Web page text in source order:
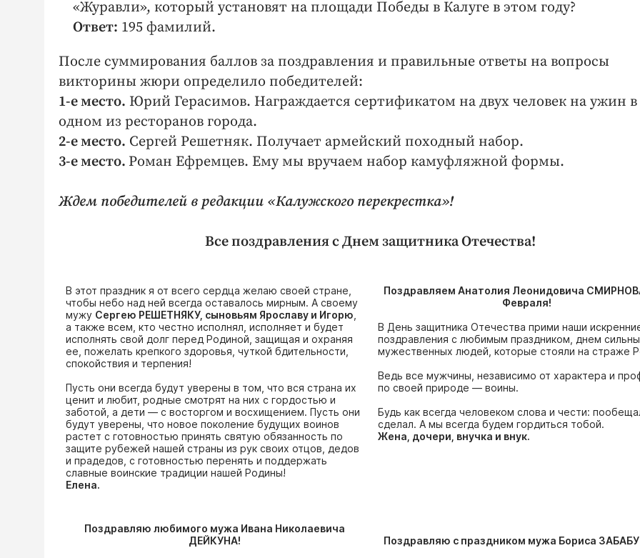
«Журавли», который установят на площади Победы в Калуге в этом году?
Ответ: 195 фамилий.
После суммирования баллов за поздравления и правильные ответы на вопросы
викторины жюри определило победителей:
1‑е место. Юрий Герасимов. Награждается сертификатом на двух человек на ужин в
одном из ресторанов города.
2‑е место. Сергей Решетняк. Получает армейский походный набор.
3‑е место. Роман Ефремцев. Ему мы вручаем набор камуфляжной формы.
Ждем победителей в редакции «Калужского перекрестка»!
Все поздравления с Днем защитника Отечества!
В этот праздник я от всего сердца желаю своей стране,
чтобы небо над ней всегда оставалось мирным. А своему
мужу Сергею РЕШЕТНЯКУ, сыновьям Ярославу и Игорю
а также всем, кто честно исполнял, исполняет и будет
исполнять свой долг перед Родиной, защищая и охраняя
ее, пожелать крепкого здоровья, чуткой бдительности,
спокойствия и терпения!
Пусть они всегда будут уверены в том, что вся страна их
ценит и любит, родные смотрят на них с гордостью и
заботой, а дети — с восторгом и восхищением. Пусть они
будут уверены, что новое поколение будущих воинов
растет с готовностью принять святую обязанность по
защите рубежей нашей страны из рук своих отцов, дедов
и прадедов, с готовностью перенять и поддержать
славные воинские традиции нашей Родины!
Елена.
Поздравляем Анатолия Леонидовича
Февраля!
В День защитника Отечества прими наши
поздравления с любимым праздником, днем
мужественных людей, которые стояли на страже
Ведь все мужчины, независимо от характера и
по своей природе — воины.
Будь как всегда человеком слова и чести:
сделал. А мы всегда будем гордиться тобой.
Жена, дочери, внучка и внук.
Поздравляю любимого мужа Ивана Николаевича
ДЕЙКУНА!
Поздравляю с праздником мужа Бориса